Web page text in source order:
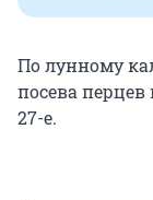
По лунному
посева перцев
27-е.